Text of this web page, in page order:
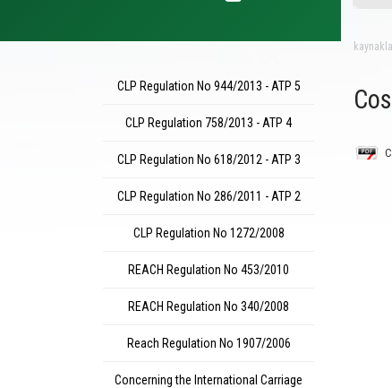
CLP Regulation No 944/2013 - ATP 5
CLP Regulation 758/2013 - ATP 4
CLP Regulation No 618/2012 - ATP 3
CLP Regulation No 286/2011 - ATP 2
CLP Regulation No 1272/2008
REACH Regulation No 453/2010
REACH Regulation No 340/2008
Reach Regulation No 1907/2006
Concerning the International Carriage